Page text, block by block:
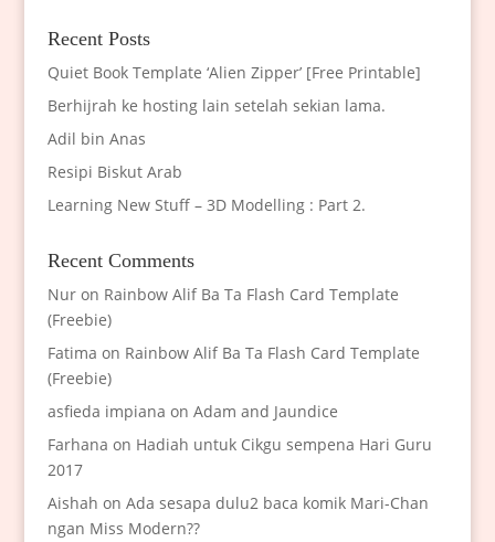
Recent Posts
Quiet Book Template ‘Alien Zipper’ [Free Printable]
Berhijrah ke hosting lain setelah sekian lama.
Adil bin Anas
Resipi Biskut Arab
Learning New Stuff – 3D Modelling : Part 2.
Recent Comments
Nuron Rainbow Alif Ba Ta Flash Card Template
(Freebie)
Fatima on Rainbow Alif Ba Ta Flash Card Template
(Freebie)
asfieda impiana on Adam and Jaundice
Farhana on Hadiah untuk Cikgu sempena Hari Guru
2017
Aishah on Ada sesapa dulu2 baca komik Mari-Chan
ngan Miss Modern??